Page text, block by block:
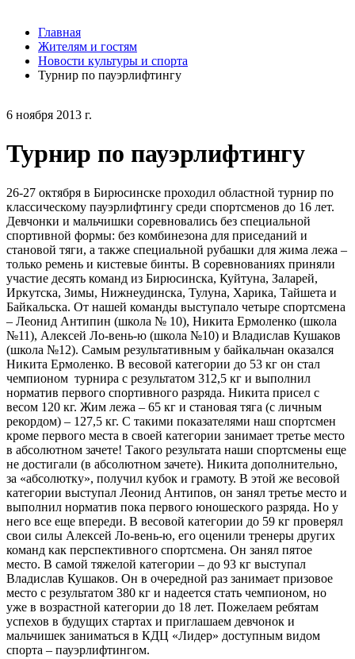
6 ноября 2013 г.
Турнир по пауэрлифтингу
26-27 октября в Бирюсинске проходил областной турнир по
классическому пауэрлифтингу среди спортсменов до 16 лет.
Девчонки и мальчишки соревновались без специальной
спортивной формы: без комбинезона для приседаний и
становой тяги, а также специальной рубашки для жима лежа –
только ремень и кистевые бинты. В соревнованиях приняли
участие десять команд из Бирюсинска, Куйтуна, Заларей,
Иркутска, Зимы, Нижнеудинска, Тулуна, Харика, Тайшета и
Байкальска. От нашей команды выступало четыре спортсмена
– Леонид Антипин (школа № 10), Никита Ермоленко (школа
№11), Алексей Ло-вень-ю (школа №10) и Владислав Кушаков
(школа №12). Самым результативным у байкальчан оказался
Никита Ермоленко. В весовой категории до 53 кг он стал
чемпионом турнира с результатом 312,5 кг и выполнил
норматив первого спортивного разряда. Никита присел с
весом 120 кг. Жим лежа – 65 кг и становая тяга (с личным
рекордом) – 127,5 кг. С такими показателями наш спортсмен
кроме первого места в своей категории занимает третье место
в абсолютном зачете! Такого результата наши спортсмены еще
не достигали (в абсолютном зачете). Никита дополнительно,
за «абсолютку», получил кубок и грамоту. В этой же весовой
категории выступал Леонид Антипов, он занял третье место и
выполнил норматив пока первого юношеского разряда. Но у
него все еще впереди. В весовой категории до 59 кг проверял
свои силы Алексей Ло-вень-ю, его оценили тренеры других
команд как перспективного спортсмена. Он занял пятое
место. В самой тяжелой категории – до 93 кг выступал
Владислав Кушаков. Он в очередной раз занимает призовое
место с результатом 380 кг и надеется стать чемпионом, но
уже в возрастной категории до 18 лет. Пожелаем ребятам
успехов в будущих стартах и приглашаем девчонок и
мальчишек заниматься в КДЦ «Лидер» доступным видом
спорта – пауэрлифтингом.
Главная
Жителям и гостям
Новости культуры и спорта
Турнир по пауэрлифтингу